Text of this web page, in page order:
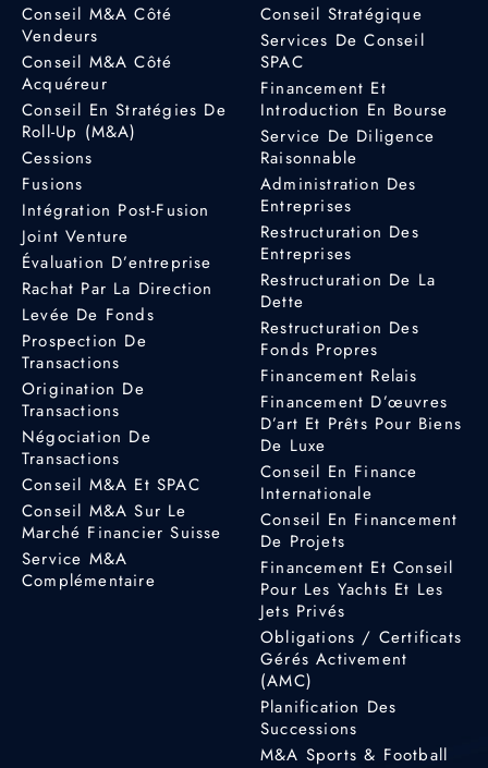
Conseil M&A Côté
Vendeurs
Conseil M&A Côté
Acquéreur
Conseil En Stratégies De
Roll-Up (M&A)
Cessions
Fusions
Intégration Post-Fusion
Joint Venture
Évaluation D’entreprise
Rachat Par La Direction
Levée De Fonds
Prospection De
Transactions
Origination De
Transactions
Négociation De
Transactions
Conseil M&A Et SPAC
Conseil M&A Sur Le
Marché Financier Suisse
Service M&A
Complémentaire
Conseil Stratégique
Services De Conseil
SPAC
Financement Et
Introduction En Bourse
Service De Diligence
Raisonnable
Administration Des
Entreprises
Restructuration Des
Entreprises
Restructuration De La
Dette
Restructuration Des
Fonds Propres
Financement Relais
Financement D’œuvres
D’art Et Prêts Pour Biens
De Luxe
Conseil En Finance
Internationale
Conseil En Financement
De Projets
Financement Et Conseil
Pour Les Yachts Et Les
Jets Privés
Obligations / Certificats
Gérés Activement
(AMC)
Planification Des
Successions
M&A Sports & Football